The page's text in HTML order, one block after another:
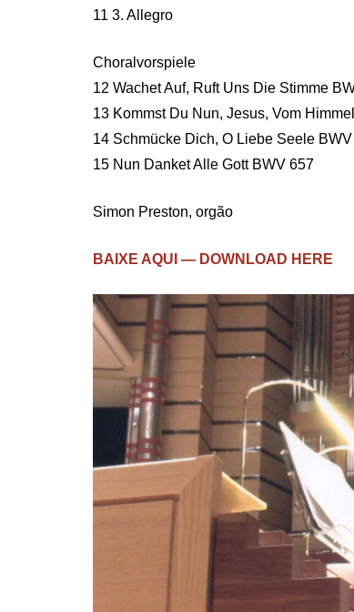
11 3. Allegro
Choralvorspiele
12 Wachet Auf, Ruft Uns Die Stimme
13 Kommst Du Nun, Jesus, Vom
14 Schmücke Dich, O Liebe Seele
15 Nun Danket Alle Gott BWV 657
Simon Preston, orgão
BAIXE AQUI — DOWNLOAD HERE